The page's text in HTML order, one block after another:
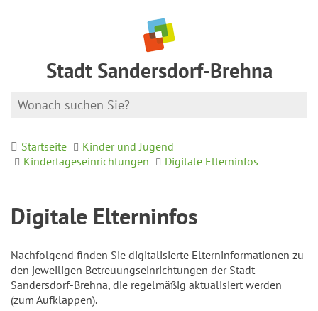
Stadt Sandersdorf-Brehna
Startseite
Kinder und Jugend
Kindertageseinrichtungen
Digitale Elterninfos
Digitale Elterninfos
Nachfolgend finden Sie digitalisierte Elterninformationen zu
den jeweiligen Betreuungseinrichtungen der Stadt
Sandersdorf-Brehna, die regelmäßig aktualisiert werden
(zum Aufklappen).